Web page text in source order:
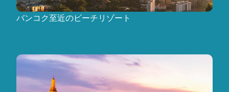
バンコク至近のビーチリゾート